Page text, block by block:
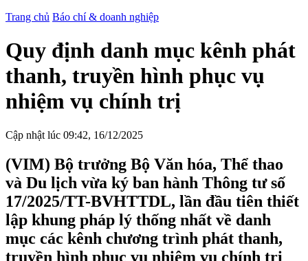
Trang chủ Báo chí & doanh nghiệp
Quy định danh mục kênh phát
thanh, truyền hình phục vụ
nhiệm vụ chính trị
Cập nhật lúc 09:42, 16/12/2025
(VIM) Bộ trưởng Bộ Văn hóa, Thể thao
và Du lịch vừa ký ban hành Thông tư số
17/2025/TT-BVHTTDL, lần đầu tiên thiết
lập khung pháp lý thống nhất về danh
mục các kênh chương trình phát thanh,
truyền hình phục vụ nhiệm vụ chính trị